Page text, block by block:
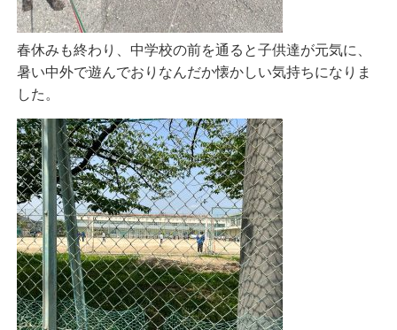
春休みも終わり、中学校の前を通ると子供達が元気に、
暑い中外で遊んでおりなんだか懐かしい気持ちになりま
した。